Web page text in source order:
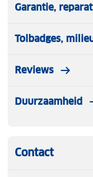
Garantie,
Tolbadges,
Reviews
Duurzaamheid
Contact